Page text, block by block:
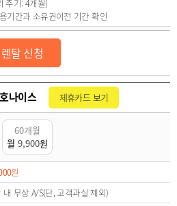
주기: 4개월]
기간과 소유권이전 기간 확인
렌탈 신청
나이스 제휴카드 보기
60개월
월 9,900원
원
내 무상 A/S(단, 고객과실 제외)